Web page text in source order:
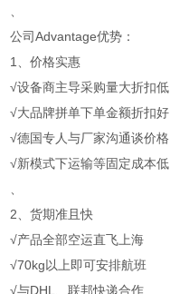
公司Advantage优势：
1、价格实惠
√设备商主导采购量大折扣低
√大品牌拼单下单金额折扣好
√德国专人与厂家沟通谈价格
√新模式下运输等固定成本低
2、货期准且快
√产品全部空运直飞上海
√70kg以上即可安排航班
√与DHL、联邦快递合作